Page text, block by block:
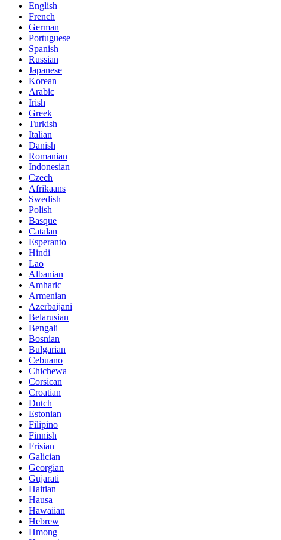
English
French
German
Portuguese
Spanish
Russian
Japanese
Korean
Arabic
Irish
Greek
Turkish
Italian
Danish
Romanian
Indonesian
Czech
Afrikaans
Swedish
Polish
Basque
Catalan
Esperanto
Hindi
Lao
Albanian
Amharic
Armenian
Azerbaijani
Belarusian
Bengali
Bosnian
Bulgarian
Cebuano
Chichewa
Corsican
Croatian
Dutch
Estonian
Filipino
Finnish
Frisian
Galician
Georgian
Gujarati
Haitian
Hausa
Hawaiian
Hebrew
Hmong